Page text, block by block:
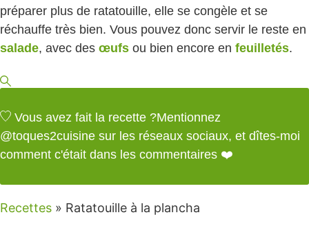
préparer plus de ratatouille, elle se congèle et se
réchauffe très bien. Vous pouvez donc servir le reste en
salade, avec des œufs ou bien encore en feuilletés.
Vous avez fait la recette ?Mentionnez
@toques2cuisine sur les réseaux sociaux, et dîtes-moi
comment c'était dans les commentaires ❤️
Recettes » Ratatouille à la plancha